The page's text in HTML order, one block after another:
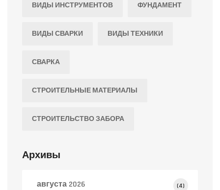
ВИДЫ ИНСТРУМЕНТОВ ФУНДАМЕНТ
ВИДЫ СВАРКИ ВИДЫ ТЕХНИКИ
СВАРКА
СТРОИТЕЛЬНЫЕ МАТЕРИАЛЫ
СТРОИТЕЛЬСТВО ЗАБОРА
Архивы
августа 2026 (4)